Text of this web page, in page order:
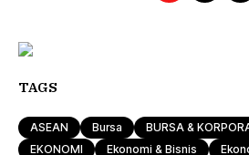
TAGS
ASEAN Bursa BURSA &
EKONOMI
Ekonomi & Bisnis